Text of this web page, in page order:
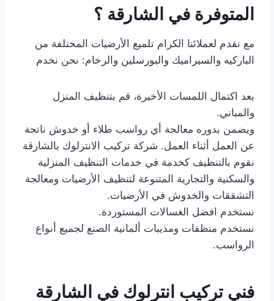
المتوفرة في الشارقة ؟
مع نقدم لعملائنا الكرام تلميع الأرضيات المختلفة من
الباركيه والسيراميك والبورسلين والرخام: نحن نخدم
بعد اكتمال اللمسات الأخيرة، قم بتنظيف المنزل
والمباني.
ويضمن بدوره معالجة أي رواسب طلاء أو خدوش ناتجة
عن العمل أثناء العمل. شركة تركيب الانترلوك بالشارقة
نقوم بالتنظيف كخدمة في خدمات التنظيف المنزلية
والسكنية والتجارية المتنوعة لتنظيف الأرضيات ومعالجة
التشققات والخدوش في الأرضيات.
نستخدم افضل الغسالات المستوردة.
نستخدم منظفات ومذيبات ألمانية الصنع لجميع أنواع
الرواسب.
فني تركيب انترلوك في الشارقة